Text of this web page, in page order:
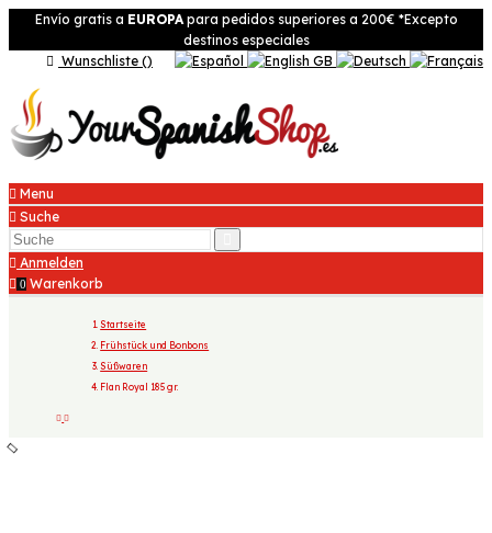
Envío gratis a EUROPApara pedidos superiores a 200€ *Excepto
destinos especiales
Wunschliste ()
Menu
Suche
Anmelden
0 Warenkorb
Startseite
Frühstück und Bonbons
Süßwaren
Flan Royal 185 gr.